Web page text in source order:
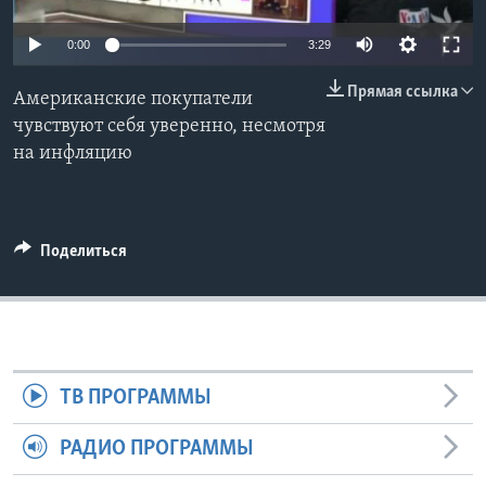
Learning English
СОЦИАЛЬНЫЕ СЕТИ
0:00 3:29
Прямая ссылка
Американские покупатели
чувствуют себя уверенно, несмотря
на инфляцию
Поделиться
ТВ ПРОГРАММЫ
РАДИО ПРОГРАММЫ